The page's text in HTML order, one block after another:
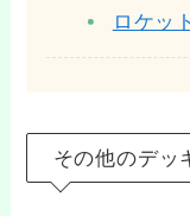
ロケッ
その他のデッ